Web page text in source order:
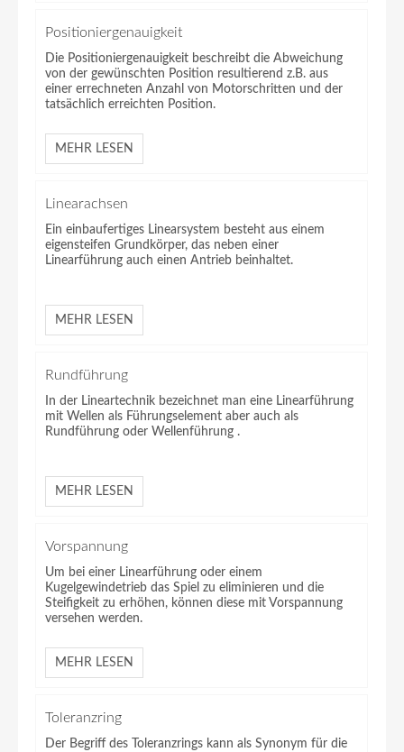
Positioniergenauigkeit
Die Positioniergenauigkeit beschreibt die Abweichung
von der gewünschten Position resultierend z.B. aus
einer errechneten Anzahl von Motorschritten und der
tatsächlich erreichten Position.
MEHR LESEN
Linearachsen
Ein einbaufertiges Linearsystem besteht aus einem
eigensteifen Grundkörper, das neben einer
Linearführung auch einen Antrieb beinhaltet.
MEHR LESEN
Rundführung
In der Lineartechnik bezeichnet man eine Linearführung
mit Wellen als Führungselement aber auch als
Rundführung oder Wellenführung .
MEHR LESEN
Vorspannung
Um bei einer Linearführung oder einem
Kugelgewindetrieb das Spiel zu eliminieren und die
Steifigkeit zu erhöhen, können diese mit Vorspannung
versehen werden.
MEHR LESEN
Toleranzring
Der Begriff des Toleranzrings kann als Synonym für die